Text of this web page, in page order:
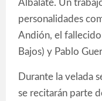
Albalate. Un
personalidades
Andión, el
Bajos) y Pablo
Durante la velada
se recitarán parte